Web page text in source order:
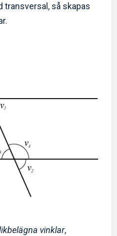
transversal, så skapas
vinklar,